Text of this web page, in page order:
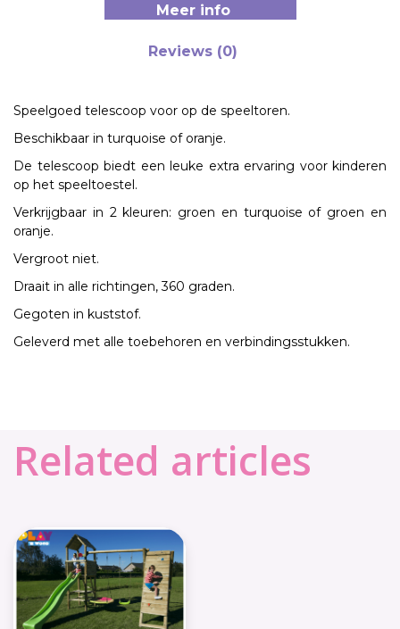
Meer info
Reviews (0)
Speelgoed telescoop voor op de speeltoren.
Beschikbaar in turquoise of oranje.
De telescoop biedt een leuke extra ervaring voor kinderen
op het speeltoestel.
Verkrijgbaar in 2 kleuren: groen en turquoise of groen en
oranje.
Vergroot niet.
Draait in alle richtingen, 360 graden.
Gegoten in kuststof.
Geleverd met alle toebehoren en verbindingsstukken.
Related articles